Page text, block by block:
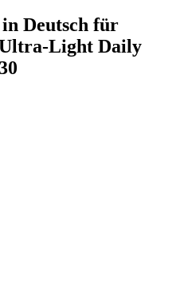
Deutsch für
Light Daily